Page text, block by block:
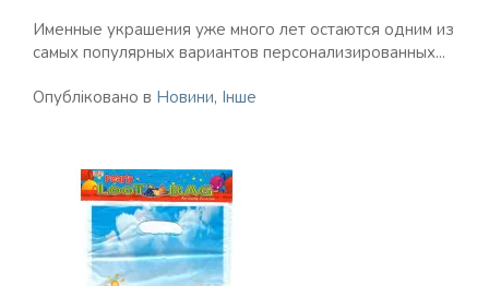
Именные украшения уже много лет остаются одним из
самых популярных вариантов персонализированных...
Опубліковано в Новини, Інше